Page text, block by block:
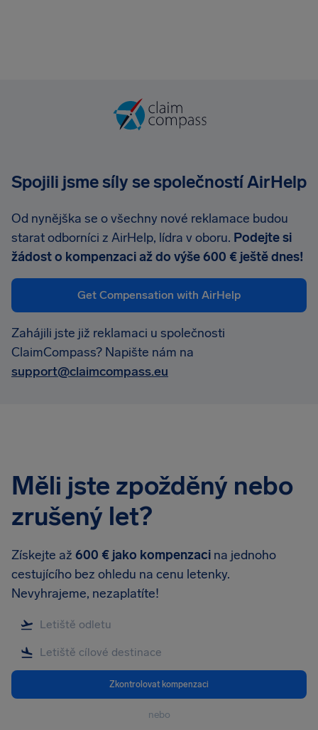
Spojili jsme síly se společností AirHelp
Od nynějška se o všechny nové reklamace budou
starat odborníci z AirHelp, lídra v oboru. Podejte si
žádost o kompenzaci až do výše 600 € ještě dnes!
Get Compensation with AirHelp
Zahájili jste již reklamaci u společnosti
ClaimCompass? Napište nám na
support@claimcompass.eu
Měli jste zpožděný nebo
zrušený let?
Získejte až 600 € jako kompenzaci na jednoho
cestujícího bez ohledu na cenu letenky.
Nevyhrajeme, nezaplatíte!
Zkontrolovat kompenzaci
nebo